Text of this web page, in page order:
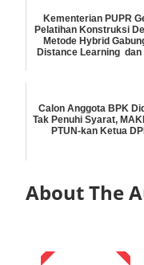
Kementerian PUPR
Pelatihan Konstruksi
Metode Hybrid
Distance Learning dan
Calon Anggota BPK
Tak Penuhi Syarat,
PTUN-kan Ketua
About The